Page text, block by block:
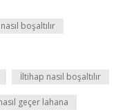
boşaltılır
İltihap nasıl boşaltılır
geçer lahana